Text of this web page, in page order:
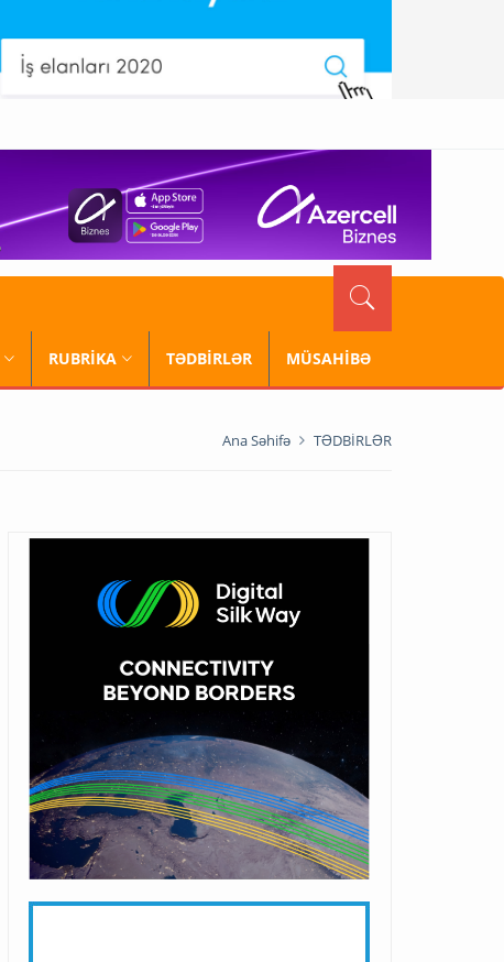
RUBRİKA TƏDBİRLƏR MÜSAHİBƏ
Ana Səhifə TƏDBİRLƏR